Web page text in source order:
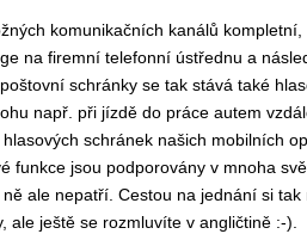
komunikačních kanálů
na firemní telefonní ústřednu a
schránky se tak stává také
např. při jízdě do práce autem
schránek našich mobilních
funkce jsou podporovány v mnoha
ale nepatří. Cestou na jednání si
ale ještě se rozmluvíte v angličtině :-).